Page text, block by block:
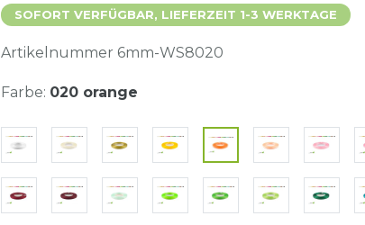
SOFORT VERFÜGBAR, LIEFERZEIT 1-3 WERKTAGE
Artikelnummer 6mm-WS8020
Farbe: 020 orange